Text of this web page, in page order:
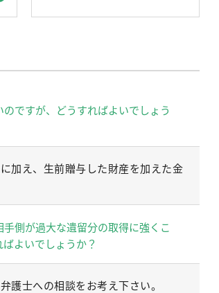
ですが、どうすればよいでしょう
加え、生前贈与した財産を加えた金
側が過大な遺留分の取得に強くこ
よいでしょうか？
護士への相談をお考え下さい。